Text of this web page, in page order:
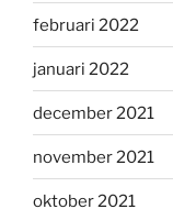
februari 2022
januari 2022
december 2021
november 2021
oktober 2021